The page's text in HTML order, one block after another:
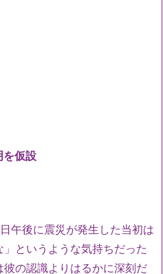
を仮設
午後に震災が発生した当初は
」というような気持ちだった
の認識よりはるかに深刻だ